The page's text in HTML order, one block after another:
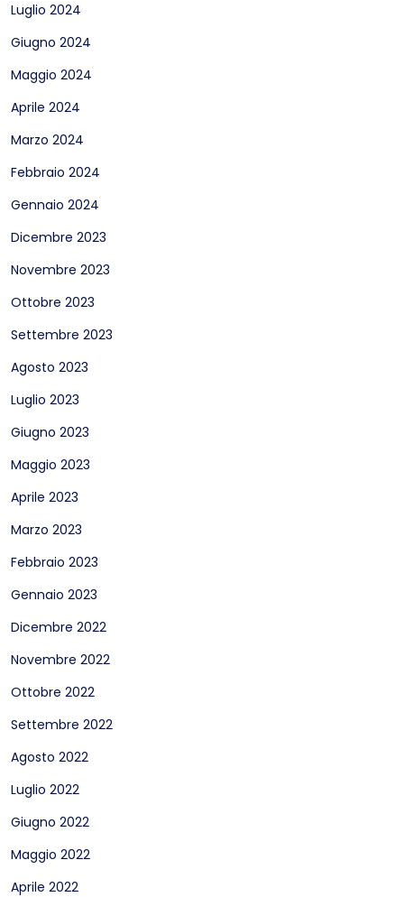
Luglio 2024
Giugno 2024
Maggio 2024
Aprile 2024
Marzo 2024
Febbraio 2024
Gennaio 2024
Dicembre 2023
Novembre 2023
Ottobre 2023
Settembre 2023
Agosto 2023
Luglio 2023
Giugno 2023
Maggio 2023
Aprile 2023
Marzo 2023
Febbraio 2023
Gennaio 2023
Dicembre 2022
Novembre 2022
Ottobre 2022
Settembre 2022
Agosto 2022
Luglio 2022
Giugno 2022
Maggio 2022
Aprile 2022